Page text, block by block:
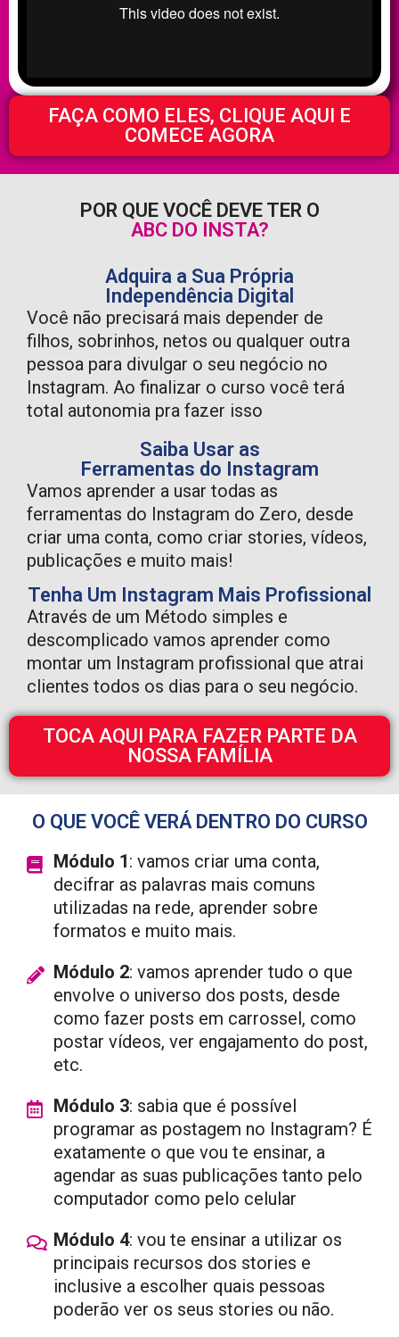
FAÇA COMO ELES, CLIQUE AQUI E
COMECE AGORA
POR QUE VOCÊ DEVE TER O
ABC DO INSTA?
Adquira a Sua Própria
Independência Digital
Você não precisará mais depender de
filhos, sobrinhos, netos ou qualquer outra
pessoa para divulgar o seu negócio no
Instagram. Ao finalizar o curso você terá
total autonomia pra fazer isso
Saiba Usar as
Ferramentas do Instagram
Vamos aprender a usar todas as
ferramentas do Instagram do Zero, desde
criar uma conta, como criar stories, vídeos,
publicações e muito mais!
Tenha Um Instagram Mais Profissional
Através de um Método simples e
descomplicado vamos aprender como
montar um Instagram profissional que atrai
clientes todos os dias para o seu negócio.
TOCA AQUI PARA FAZER PARTE DA
NOSSA FAMÍLIA
O QUE VOCÊ VERÁ DENTRO DO CURSO
Módulo 1: vamos criar uma conta,
decifrar as palavras mais comuns
utilizadas na rede, aprender sobre
formatos e muito mais.
Módulo 2: vamos aprender tudo o que
envolve o universo dos posts, desde
como fazer posts em carrossel, como
postar vídeos, ver engajamento do post,
etc.
Módulo 3: sabia que é possível
programar as postagem no Instagram? É
exatamente o que vou te ensinar, a
agendar as suas publicações tanto pelo
computador como pelo celular
Módulo 4: vou te ensinar a utilizar os
principais recursos dos stories e
inclusive a escolher quais pessoas
poderão ver os seus stories ou não.